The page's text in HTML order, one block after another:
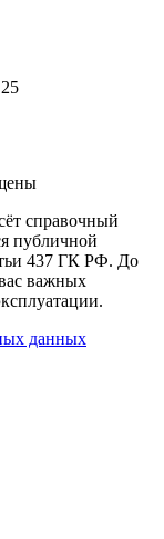
справочный
публичной
437 ГК РФ. До
важных
данных